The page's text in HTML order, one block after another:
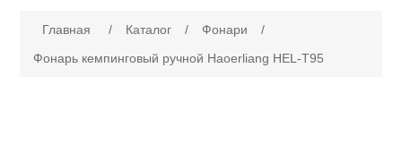
Каталог
Главная / Каталог / Фонари
/
Фонарь кемпинговый ручной Haoerliang HEL-T95